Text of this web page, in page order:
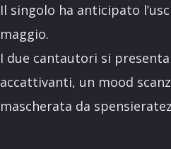
Il singolo ha anticipato
maggio.
I due cantautori si
accattivanti, un mood
mascherata da